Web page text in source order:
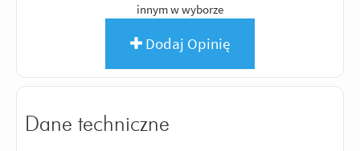
innym w wyborze
Dodaj Opinię
Dane techniczne